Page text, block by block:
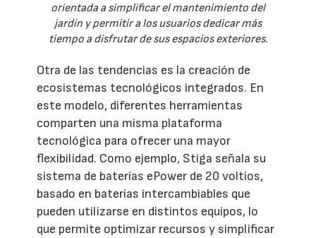
orientada a simplificar el mantenimiento del
jardín y permitir a los usuarios dedicar más
tiempo a disfrutar de sus espacios exteriores.
Otra de las tendencias es la creación de
ecosistemas tecnológicos integrados. En
este modelo, diferentes herramientas
comparten una misma plataforma
tecnológica para ofrecer una mayor
flexibilidad. Como ejemplo, Stiga señala su
sistema de baterías ePower de 20 voltios,
basado en baterías intercambiables que
pueden utilizarse en distintos equipos, lo
que permite optimizar recursos y simplificar